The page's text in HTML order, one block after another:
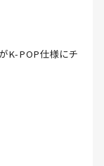
K-POP仕様にチ